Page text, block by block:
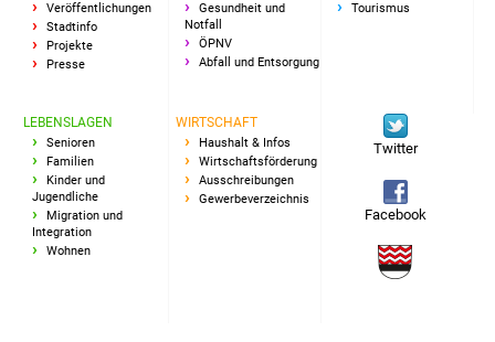
Pflegeheim
Familien
Familientreff
Kinder und Jugendliche
Schülerferienprogramm
Veröffentlichungen
Stadtinfo
Projekte
Presse
Gesundheit und
Notfall
ÖPNV
Abfall und Entsorgung
Tourismus
LEBENSLAGEN
Senioren
Familien
Kinder und
Jugendliche
Migration und
Integration
Wohnen
WIRTSCHAFT
Haushalt & Infos
Wirtschaftsförderung
Ausschreibungen
Gewerbeverzeichnis
Twitter
Facebook